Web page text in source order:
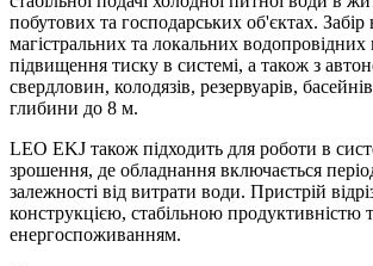
побутових та господарських об'єктах.
магістральних та локальних
підвищення тиску в системі, а також з
свердловин, колодязів, резервуарів,
глибини до 8 м.
LEO EKJ також підходить для роботи в
зрошення, де обладнання включається
залежності від витрати води. Пристрій
конструкцією, стабільною продуктивністю
енергоспоживанням.